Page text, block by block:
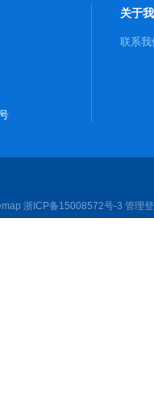
关于
联系我
浙ICP备15008572号-3 管理